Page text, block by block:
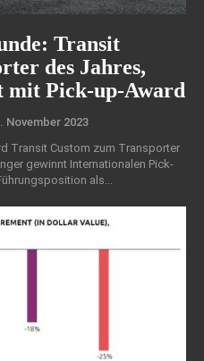
Transit
des Jahres,
Pick-up-Award
November 2023
Transit Custom zum Transporter
gewinnt Internationalen Pick-
Führungsposition als...